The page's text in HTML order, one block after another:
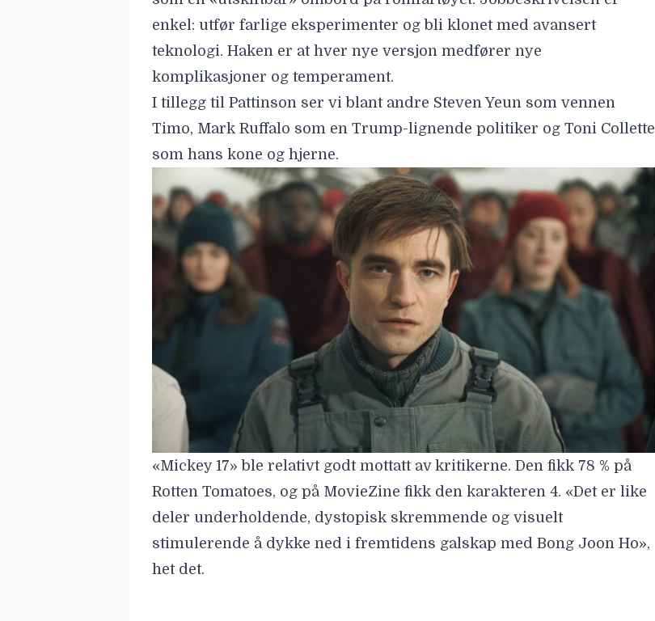
enkel: utfør farlige eksperimenter og bli klonet med avansert
teknologi. Haken er at hver nye versjon medfører nye
komplikasjoner og temperament.
I tillegg til Pattinson ser vi blant andre Steven Yeun som vennen
Timo, Mark Ruffalo som en Trump-lignende politiker og Toni Collette
som hans kone og hjerne.
«Mickey 17» ble relativt godt mottatt av kritikerne. Den fikk 78 % på
Rotten Tomatoes, og på MovieZine fikk den karakteren 4. «Det er like
deler underholdende, dystopisk skremmende og visuelt
stimulerende å dykke ned i fremtidens galskap med Bong Joon Ho»,
het det.